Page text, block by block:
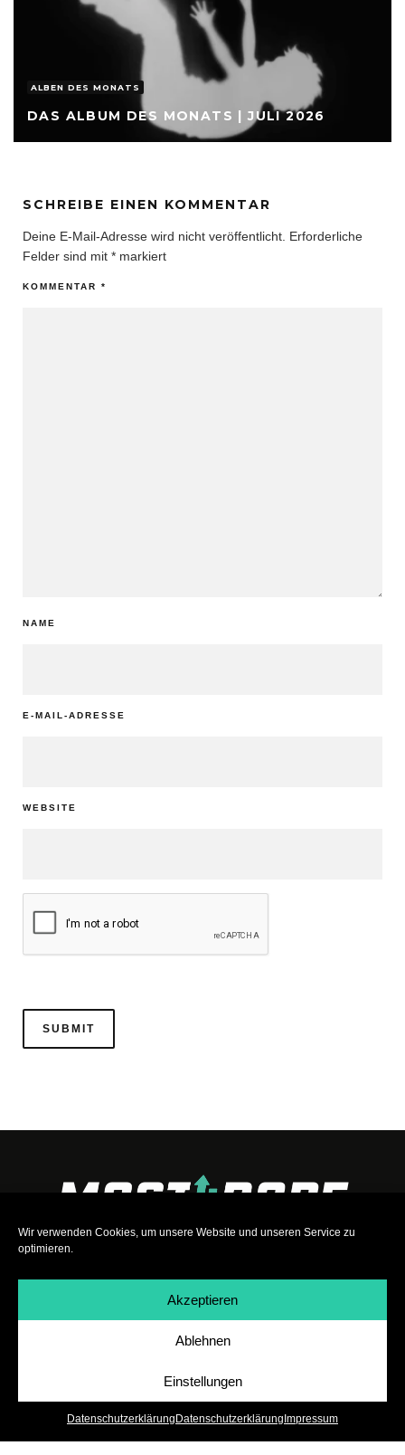
Wir verwenden Cookies, um unsere Website und unseren Service zu
optimieren.
Akzeptieren
Ablehnen
Einstellungen
Datenschutzerklärung Datenschutzerklärung Impressum
INTERNATIONALE RELEASES
RACHEL CHINOURIRI SAH NIE BESSER AUS
UND HAT SICH DABEI NOCH NIE
SCHLECHTER GEFÜHLT
SCHREIBE EINEN KOMMENTAR
Deine E-Mail-Adresse wird nicht veröffentlicht. Erforderliche
Felder sind mit * markiert
KOMMENTAR *
NAME
E-MAIL-ADRESSE
WEBSITE
Datenschutz|Teilnahmebedingungen